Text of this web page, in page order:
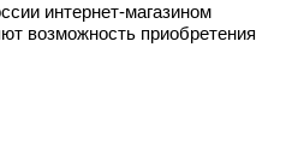
интернет-магазином
возможность приобретения